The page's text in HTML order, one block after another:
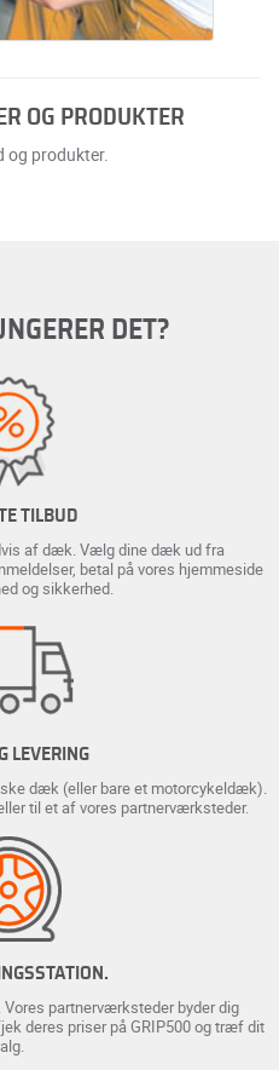
OG PRODUKTER
og produkter.
DET?
TILBUD
af dæk. Vælg dine dæk ud fra
betal på vores hjemmeside
og sikkerhed.
LEVERING
dæk (eller bare et motorcykeldæk).
til et af vores partnerværksteder.
partnerværksteder byder dig
deres priser på GRIP500 og træf dit